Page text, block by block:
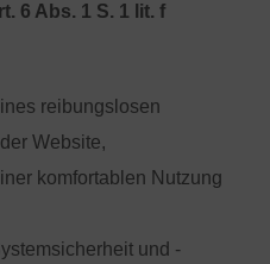
6 Abs. 1 S. 1 lit. f
reibungslosen
Website,
komfortablen Nutzung
und -